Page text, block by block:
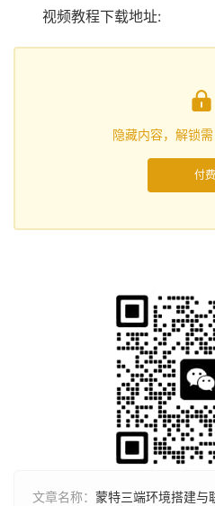
视频教程下载地址:

隐藏内容，解锁
付
文章名称： 蒙特三端环境搭建与